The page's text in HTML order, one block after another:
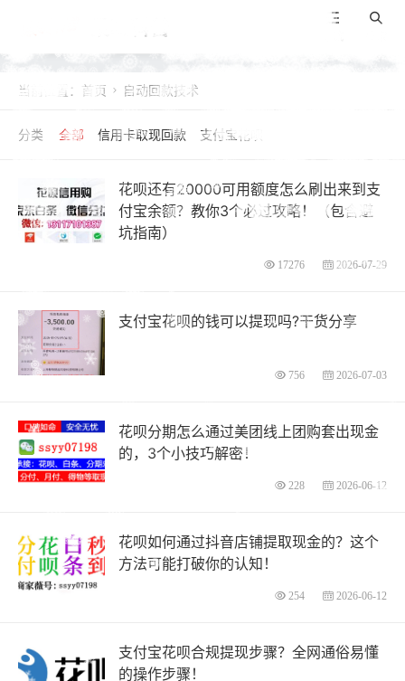
当前位置： 首页  自动回款技术
全部 信用卡取现回款 支付宝花呗
花呗还有20000可用额度怎么刷出来到支
付宝余额？教你3个必过攻略！（包含避
坑指南）
17276 2026-07-29
支付宝花呗的钱可以提现吗?干货分享
756 2026-07-03
花呗分期怎么通过美团线上团购套出现金
的，3个小技巧解密！
228 2026-06-12
花呗如何通过抖音店铺提取现金的？这个
方法可能打破你的认知！
254 2026-06-12
支付宝花呗合规提现步骤？全网通俗易懂
的操作步骤！